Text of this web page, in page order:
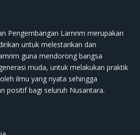
Pengembangan Lamrim merupakan
untuk melestarikan dan
guna mendorong bangsa
muda, untuk melakukan praktik
ilmu yang nyata sehingga
positif bagi seluruh Nusantara.